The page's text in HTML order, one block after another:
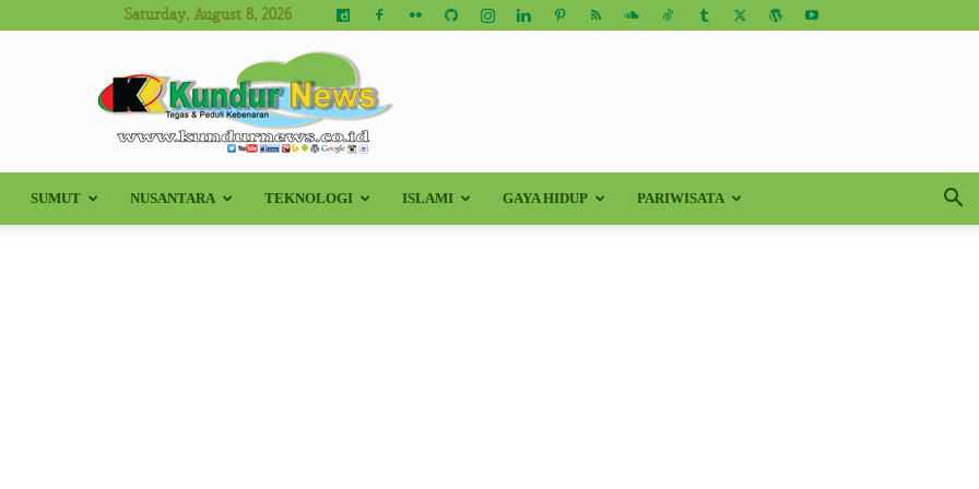
Saturday, August 8, 2026
Kundur
SUMUT NUSANTARA TEKNOLOGI ISLAMI GAYA HIDUP PARIWISATA